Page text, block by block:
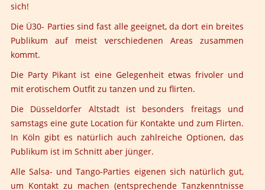
sich!
Die Ü30- Parties sind fast alle geeignet, da dort ein breites
Publikum auf meist verschiedenen Areas zusammen
kommt.
Die Party Pikant ist eine Gelegenheit etwas frivoler und
mit erotischem Outfit zu tanzen und zu flirten.
Die Düsseldorfer Altstadt ist besonders freitags und
samstags eine gute Location für Kontakte und zum Flirten.
In Köln gibt es natürlich auch zahlreiche Optionen, das
Publikum ist im Schnitt aber jünger.
Alle Salsa- und Tango-Parties eigenen sich natürlich gut,
um Kontakt zu machen (entsprechende Tanzkenntnisse